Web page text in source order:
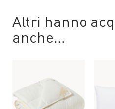
Altri hanno
anche…